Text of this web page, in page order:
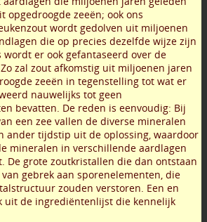
opgedroogde zeeën; ook ons
wordt gedolven uit miljoenen
die op precies dezelfde wijze zijn
wordt er ook gefantaseerd over de
zal zout afkomstig uit miljoenen jaren
zeeën in tegenstelling tot wat er
nauwelijks tot geen
bevatten. De reden is eenvoudig: Bij
een zee vallen de diverse mineralen
ander tijdstip uit de oplossing, waardoor
mineralen in verschillende aardlagen
De grote zoutkristallen die dan ontstaan
gebrek aan sporenelementen, die
zouden verstoren. Een en
uit de ingrediëntenlijst die kennelijk